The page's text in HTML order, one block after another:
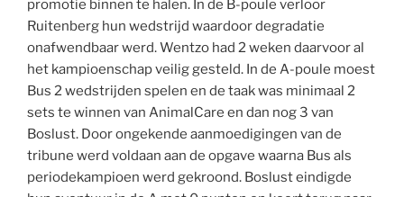
promotie binnen te halen. In de B-poule verloor
Ruitenberg hun wedstrijd waardoor degradatie
onafwendbaar werd. Wentzo had 2 weken daarvoor al
het kampioenschap veilig gesteld. In de A-poule moest
Bus 2 wedstrijden spelen en de taak was minimaal 2
sets te winnen van AnimalCare en dan nog 3 van
Boslust. Door ongekende aanmoedigingen van de
tribune werd voldaan aan de opgave waarna Bus als
periodekampioen werd gekroond. Boslust eindigde